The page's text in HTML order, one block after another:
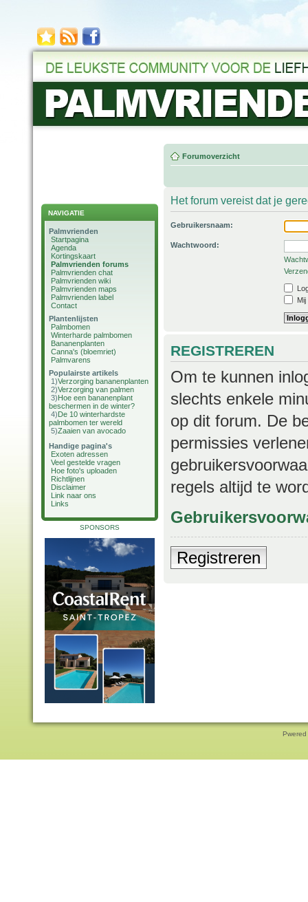
NAVIGATIE
Palmvrienden
Startpagina
Agenda
Kortingskaart
Palmvrienden forums
Palmvrienden chat
Palmvrienden wiki
Palmvrienden maps
Palmvrienden label
Contact
Plantenlijsten
Palmbomen
Winterharde palmbomen
Bananenplanten
Canna's (bloemriet)
Palmvarens
Populairste artikels
1)Verzorging bananenplanten
2)Verzorging van palmen
3)Hoe een bananenplant
beschermen in de winter?
4)De 10 winterhardste
palmbomen ter wereld
5)Zaaien van avocado
Handige pagina's
Exoten adressen
Veel gestelde vragen
Hoe foto's uploaden
Richtlijnen
Disclaimer
Link naar ons
Links
SPONSORS
Forumoverzicht
Het forum vereist dat je
Gebruikersnaam:
Wachtwoord:
REGISTREREN
Om te kunnen
slechts enkele
op dit forum. De
permissies
regels altijd te
Registreren